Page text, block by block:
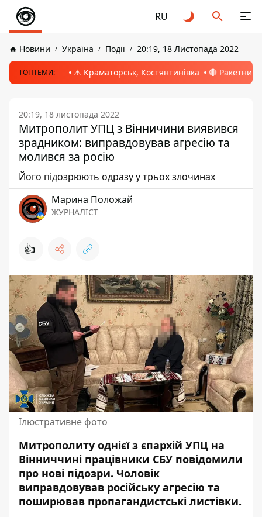
RU
Новини Україна Події 20:19, 18 Листопада 2022
ТОПТЕМИ: ⚠️ Краматорськ, Костянтинівка 🔴 Ракетний
20:19, 18 листопада 2022
Митрополит УПЦ з Вінничини виявився
зрадником: виправдовував агресію та
молився за росію
Його підозрюють одразу у трьох злочинах
Марина Положай
ЖУРНАЛІСТ
👍
Ілюстративне фото
Митрополиту однієї з єпархій УПЦ на
Вінниччині працівники СБУ повідомили
про нові підозри. Чоловік
виправдовував російську агресію та
поширював пропагандистські листівки.